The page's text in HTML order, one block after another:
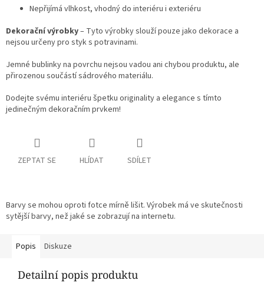
Nepřijímá vlhkost, vhodný do interiéru i exteriéru
Dekorační výrobky– Tyto výrobky slouží pouze jako dekorace a
nejsou určeny pro styk s potravinami.
Jemné bublinky na povrchu nejsou vadou ani chybou produktu, ale
přirozenou součástí sádrového materiálu.
Dodejte svému interiéru špetku originality a elegance s tímto
jedinečným dekoračním prvkem!
ZEPTAT SE HLÍDAT SDÍLET
Barvy se mohou oproti fotce mírně lišit. Výrobek má ve skutečnosti
sytější barvy, než jaké se zobrazují na internetu.
Popis Diskuze
Detailní popis produktu